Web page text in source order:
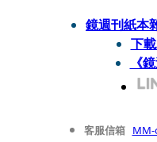
鏡週刊紙本
下
《
客服信箱